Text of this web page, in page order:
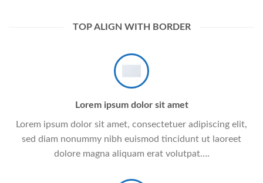
TOP ALIGN WITH BORDER
Lorem ipsum dolor sit amet
Lorem ipsum dolor sit amet, consectetuer adipiscing elit,
sed diam nonummy nibh euismod tincidunt ut laoreet
dolore magna aliquam erat volutpat….